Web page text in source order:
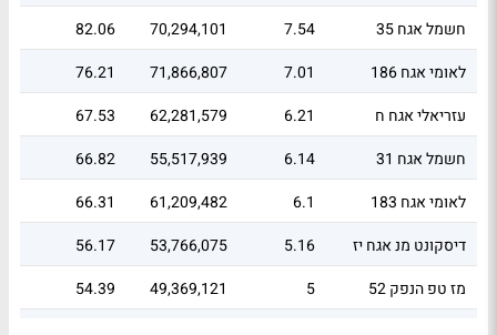
חשמל אגח 35
7.54
70,294,101
82.06
לאומי אגח 186
7.01
71,866,807
76.21
עזריאלי אגח ח
6.21
62,281,579
67.53
חשמל אגח 31
6.14
55,517,939
66.82
לאומי אגח 183
6.1
61,209,482
66.31
דיסקונט מנ אגח יז
5.16
53,766,075
56.17
מז טפ הנפק 52
5
49,369,121
54.39